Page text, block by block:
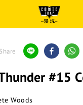
Share
#15
Woods